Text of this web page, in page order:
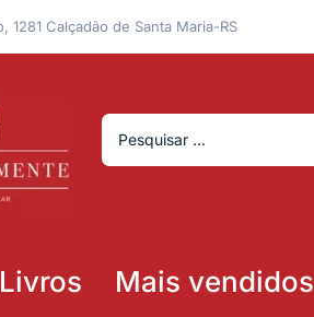
1281 Calçadão de Santa Maria-RS
Livros Mais vendidos